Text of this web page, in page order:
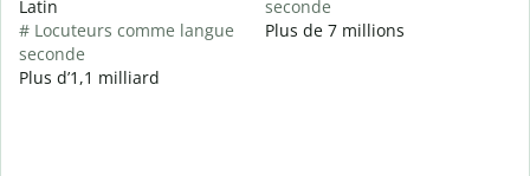
Latin
# Locuteurs comme langue
seconde
Plus d’1,1 milliard
seconde
Plus de 7 millions